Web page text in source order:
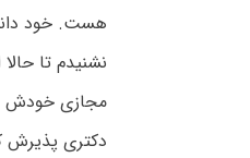
هست. خود
نشنیدم تا حالا
مجازی خودش
دکتری پذیرش